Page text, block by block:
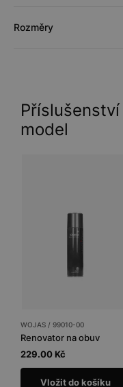
Rozměry
model
WOJAS / 99010-00
Renovator na obuv
229.00 Kč
Vložit do košíku